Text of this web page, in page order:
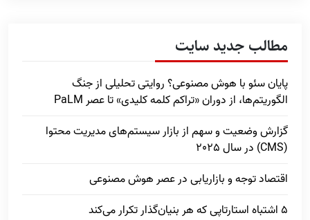
مطالب جدید سایت
پایان سئو با هوش مصنوعی؟ روایتی تحلیلی از جنگ
الگوریتم‌ها، از دوران «تراکم کلمه کلیدی» تا عصر PaLM
گزارش وضعیت و سهم از بازار سیستم‌های مدیریت محتوا
(CMS) در سال 2025
اقتصاد توجه و بازاریابی در عصر هوش مصنوعی
5 اشتباه استارتاپی که هر بنیان‌گذار تکرار می‌کند